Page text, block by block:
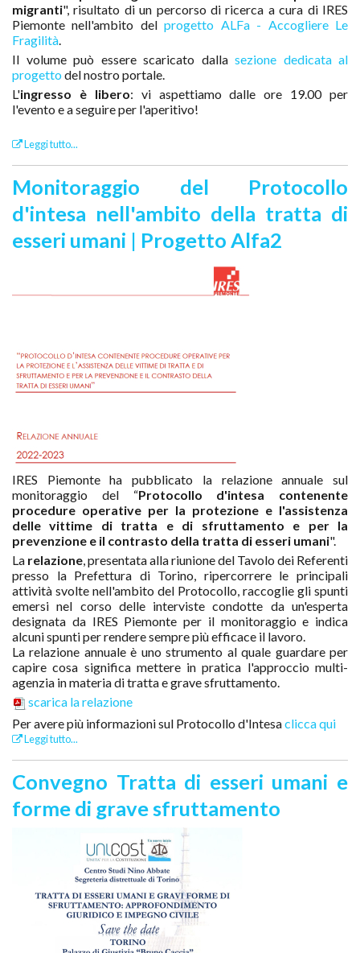
migranti", risultato di un percorso di ricerca a cura di IRES
Piemonte nell'ambito delprogetto ALFa - Accogliere Le
Fragilità.
Il volume può essere scaricato dalla sezione dedicata al
progetto del nostro portale.
L'ingresso è libero: vi aspettiamo dalle ore 19.00 per
l'evento e a seguire per l'aperitivo!
Leggi tutto...
Monitoraggio del Protocollo
d'intesa nell'ambito della tratta di
esseri umani | Progetto Alfa2
IRES Piemonte ha pubblicato la relazione annuale sul
monitoraggio del “Protocollo d'intesa contenente
procedure operative per la protezione e l'assistenza
delle vittime di tratta e di sfruttamento e per la
prevenzione e il contrasto della tratta di esseri umani".
La relazione, presentata alla riunione del Tavolo dei Referenti
presso la Prefettura di Torino, ripercorrere le principali
attività svolte nell'ambito del Protocollo, raccoglie gli spunti
emersi nel corso delle interviste condotte da un'esperta
designata da IRES Piemonte per il monitoraggio e indica
alcuni spunti per rendere sempre più efficace il lavoro.
La relazione annuale è uno strumento al quale guardare per
capire cosa significa mettere in pratica l'approccio multi-
agenzia in materia di tratta e grave sfruttamento.
scarica la relazione
Per avere più informazioni sul Protocollo d'Intesaclicca qui
Leggi tutto...
Convegno Tratta di esseri umani e
forme di grave sfruttamento